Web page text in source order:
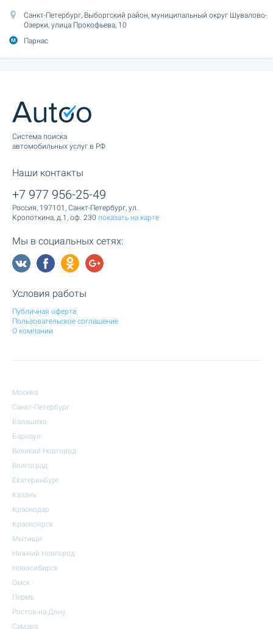
Санкт-Петербург, Выборгский район, муниципальный округ Шувалово-
Озерки, улица Прокофьева, 10
Парнас
Cистема поиска
автомобильных услуг в РФ
Наши контакты
+7 977 956-25-49
Россия, 197101, Санкт-Петербург, ул.
Кропоткина, д.1, оф. 230 показать на карте
Мы в социальных сетях:
Условия работы
Публичная оферта
Пользовательское соглашение
О компании
Москва
Санкт-Петербург
Балашиха
Барнаул
Великий Новгород
Волгоград
Екатеринбург
Казань
Краснодар
Красноярск
Мытищи
Нижний Новгород
Новосибирск
Омск
Пермь
Ростов-на-Дону
Самара